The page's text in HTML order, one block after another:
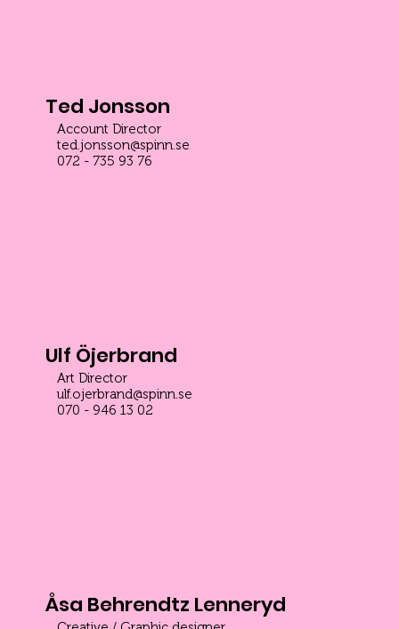
Ted Jonsson
Account Director
ted.jonsson@spinn.se
072 - 735 93 76
Ulf Öjerbrand
Art Director
ulf.ojerbrand@spinn.se
070 - 946 13 02
Åsa Behrendtz Lenneryd